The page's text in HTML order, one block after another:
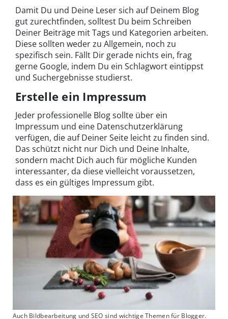
Damit Du und Deine Leser sich auf Deinem Blog
gut zurechtfinden, solltest Du beim Schreiben
Deiner Beiträge mit Tags und Kategorien arbeiten.
Diese sollten weder zu Allgemein, noch zu
spezifisch sein. Fällt Dir gerade nichts ein, frag
gerne Google, indem Du ein Schlagwort eintippst
und Suchergebnisse studierst.
Erstelle ein Impressum
Jeder professionelle Blog sollte über ein
Impressum und eine Datenschutzerklärung
verfügen, die auf Deiner Seite leicht zu finden sind.
Das schützt nicht nur Dich und Deine Inhalte,
sondern macht Dich auch für mögliche Kunden
interessanter, da diese vielleicht voraussetzen,
dass es ein gültiges Impressum gibt.
Auch Bildbearbeitung und SEO sind wichtige Themen für Blogger.